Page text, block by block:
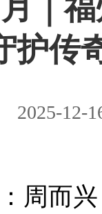
｜
护传
2025-12-
而兴